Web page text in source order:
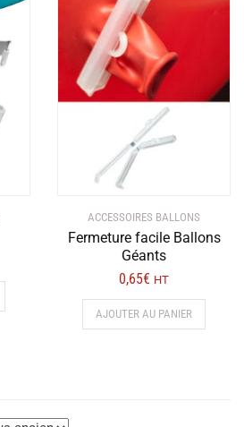
ACCESSOIRES BALLONS
Fermeture facile Ballons
Géants
0,65€ HT
AJOUTER AU PANIER